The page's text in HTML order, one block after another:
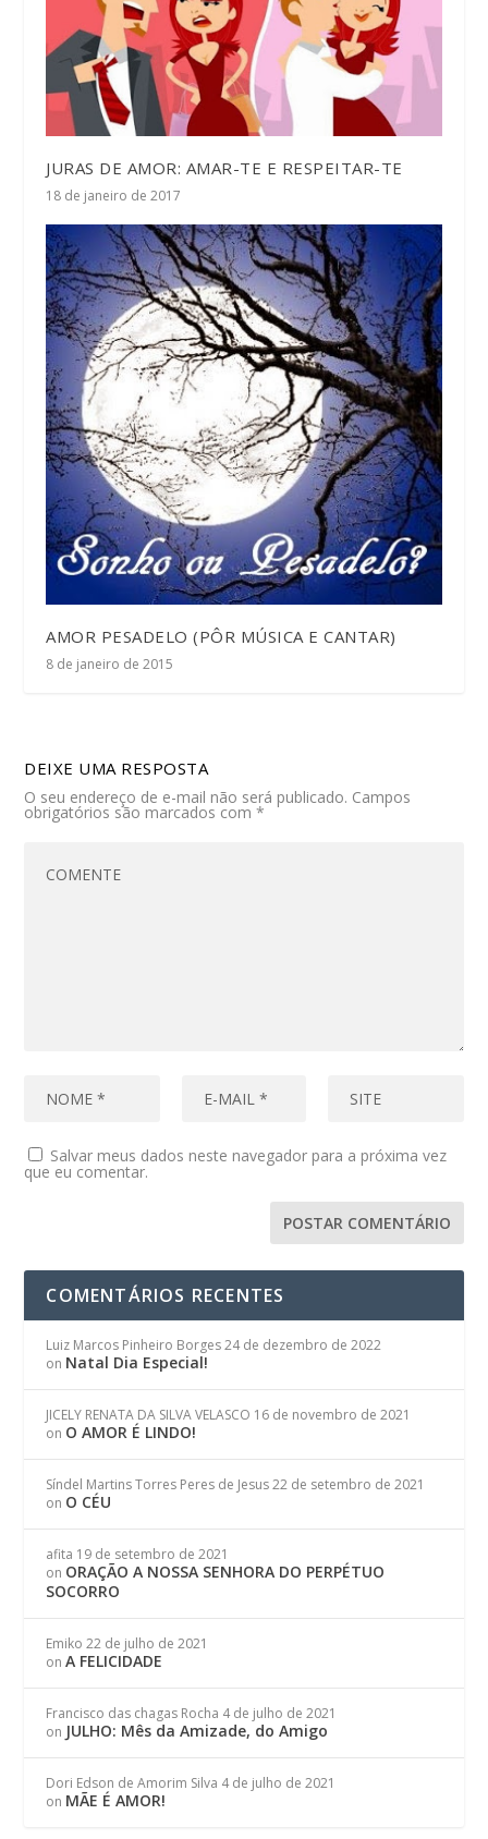
JURAS DE AMOR: AMAR-TE E RESPEITAR-TE
18 de janeiro de 2017
AMOR PESADELO (PÔR MÚSICA E CANTAR)
8 de janeiro de 2015
DEIXE UMA RESPOSTA
O seu endereço de e-mail não será publicado. Campos
obrigatórios são marcados com*
Salvar meus dados neste navegador para a próxima vez
que eu comentar.
COMENTÁRIOS RECENTES
Luiz Marcos Pinheiro Borges 24 de dezembro de 2022
on Natal Dia Especial!
JICELY RENATA DA SILVA VELASCO 16 de novembro de 2021
on O AMOR É LINDO!
Síndel Martins Torres Peres de Jesus 22 de setembro de 2021
on O CÉU
afita 19 de setembro de 2021
on ORAÇÃO A NOSSA SENHORA DO PERPÉTUO
SOCORRO
Emiko 22 de julho de 2021
onA FELICIDADE
Francisco das chagas Rocha 4 de julho de 2021
on JULHO: Mês da Amizade, do Amigo
Dori Edson de Amorim Silva 4 de julho de 2021
on MÃE É AMOR!